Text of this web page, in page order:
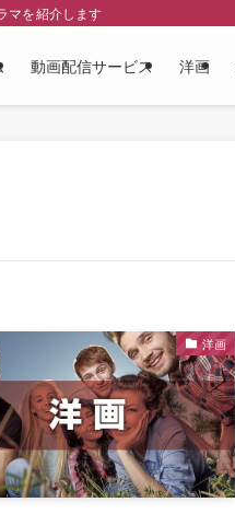
マを紹介します
動画配信サービス 洋画
洋画